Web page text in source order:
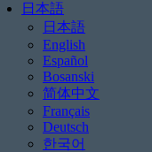
日本語
日本語
English
Español
Bosanski
简体中文
Français
Deutsch
한국어